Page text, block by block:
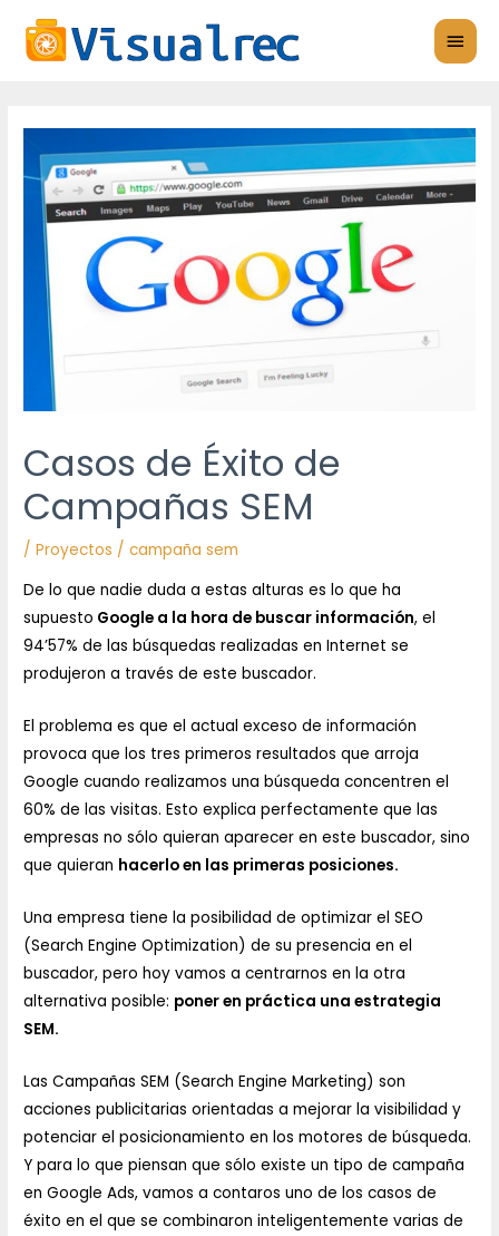
contenido
MENÚ
Casos de Éxito de
Campañas SEM
/Proyectos /campaña sem
De lo que nadie duda a estas alturas es lo que ha
supuesto Google a la hora de buscar información, el
94’57% de las búsquedas realizadas en Internet se
produjeron a través de este buscador.
El problema es que el actual exceso de información
provoca que los tres primeros resultados que arroja
Google cuando realizamos una búsqueda concentren el
60% de las visitas. Esto explica perfectamente que las
empresas no sólo quieran aparecer en este buscador, sino
que quieran hacerlo en las primeras posiciones.
Una empresa tiene la posibilidad de optimizar el SEO
(Search Engine Optimization) de su presencia en el
buscador, pero hoy vamos a centrarnos en la otra
alternativa posible: poner en práctica una estrategia
SEM.
Las Campañas SEM (Search Engine Marketing) son
acciones publicitarias orientadas a mejorar la visibilidad y
potenciar el posicionamiento en los motores de búsqueda.
Y para lo que piensan que sólo existe un tipo de campaña
en Google Ads, vamos a contaros uno de los casos de
éxito en el que se combinaron inteligentemente varias de
de
entradas